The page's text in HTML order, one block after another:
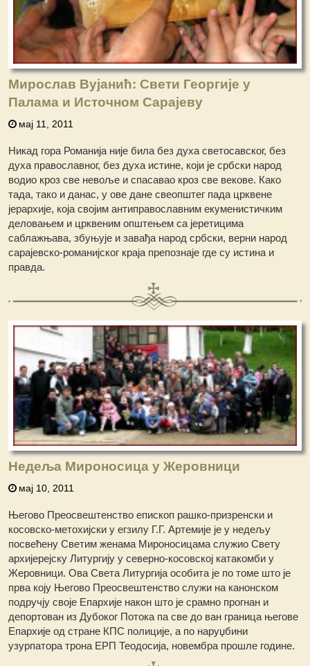
Мирослав Вујанић: Свети Георгије у
Палама и Источном Сарајеву
мај 11, 2011
Никад гора Романија није била без духа светосавског, без
духа православног, без духа истине, који је србски народ
водио кроз све невоље и спасавао кроз све векове. Како
тада, тако и данас, у ове дане свеопштег пада црквене
јерархије, која својим антиправославним екуменистичким
деловањем и црквеним општењем са јеретицима
саблажњава, збуњује и завађа народ србски, верни народ
сарајевско-романијског краја препознаје где су истина и
правда.
Недеља Мироносица у Жеровници
мај 10, 2011
Његово Преосвештенство епископ рашко-призренски и
косовско-метохијски у егзилу Г.Г. Артемије је у недељу
посвећену Светим женама Мироносицама служио Свету
архијерејску Литургију у северно-косовској катакомби у
Жеровници. Ова Света Литургија особита је по томе што је
прва коју Његово Преосвештенство служи на канонском
подручју своје Епархије након што је срамно прогнан и
депортован из Дубоког Потока па све до ван граница његове
Епархије од стране КПС полиције, а по наруџбини
узурпатора трона ЕРП Теодосија, новембра прошле године.